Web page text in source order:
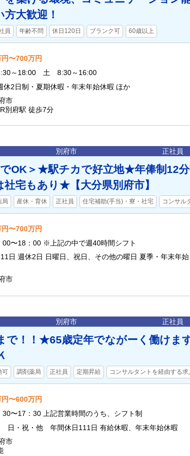
大歓迎！
員 年齢不問 休日120日 ブランク可 60歳以上
〜700万円
～18:00 土 8:30～16:00
休2日制・夏期休暇・年末年始休暇 ほか
市
別府駅 徒歩7分
別府市 正社員
でOK＞★駅チカで好立地★年俸制12
宅もあり★【大分県別府市】
局 産休・育休 正社員 住宅補助(手当)・寮・社宅 コンサル
〜700万円
月〜土 9：00〜18：00 ※上記の中で週40時間シフト
日 週休2日 日曜日、祝日、その他の曜日 夏季・年末年
市
別府市 正社員
で！！★65歳定年でながーく働けま
可 調剤薬局 正社員 定期昇給 コンサルタントを経由する求
〜600万円
月〜土 8：30〜17：30 上記営業時間のうち、シフト制
日・祝・他 年間休日111日 有給休暇、年末年始休暇
市